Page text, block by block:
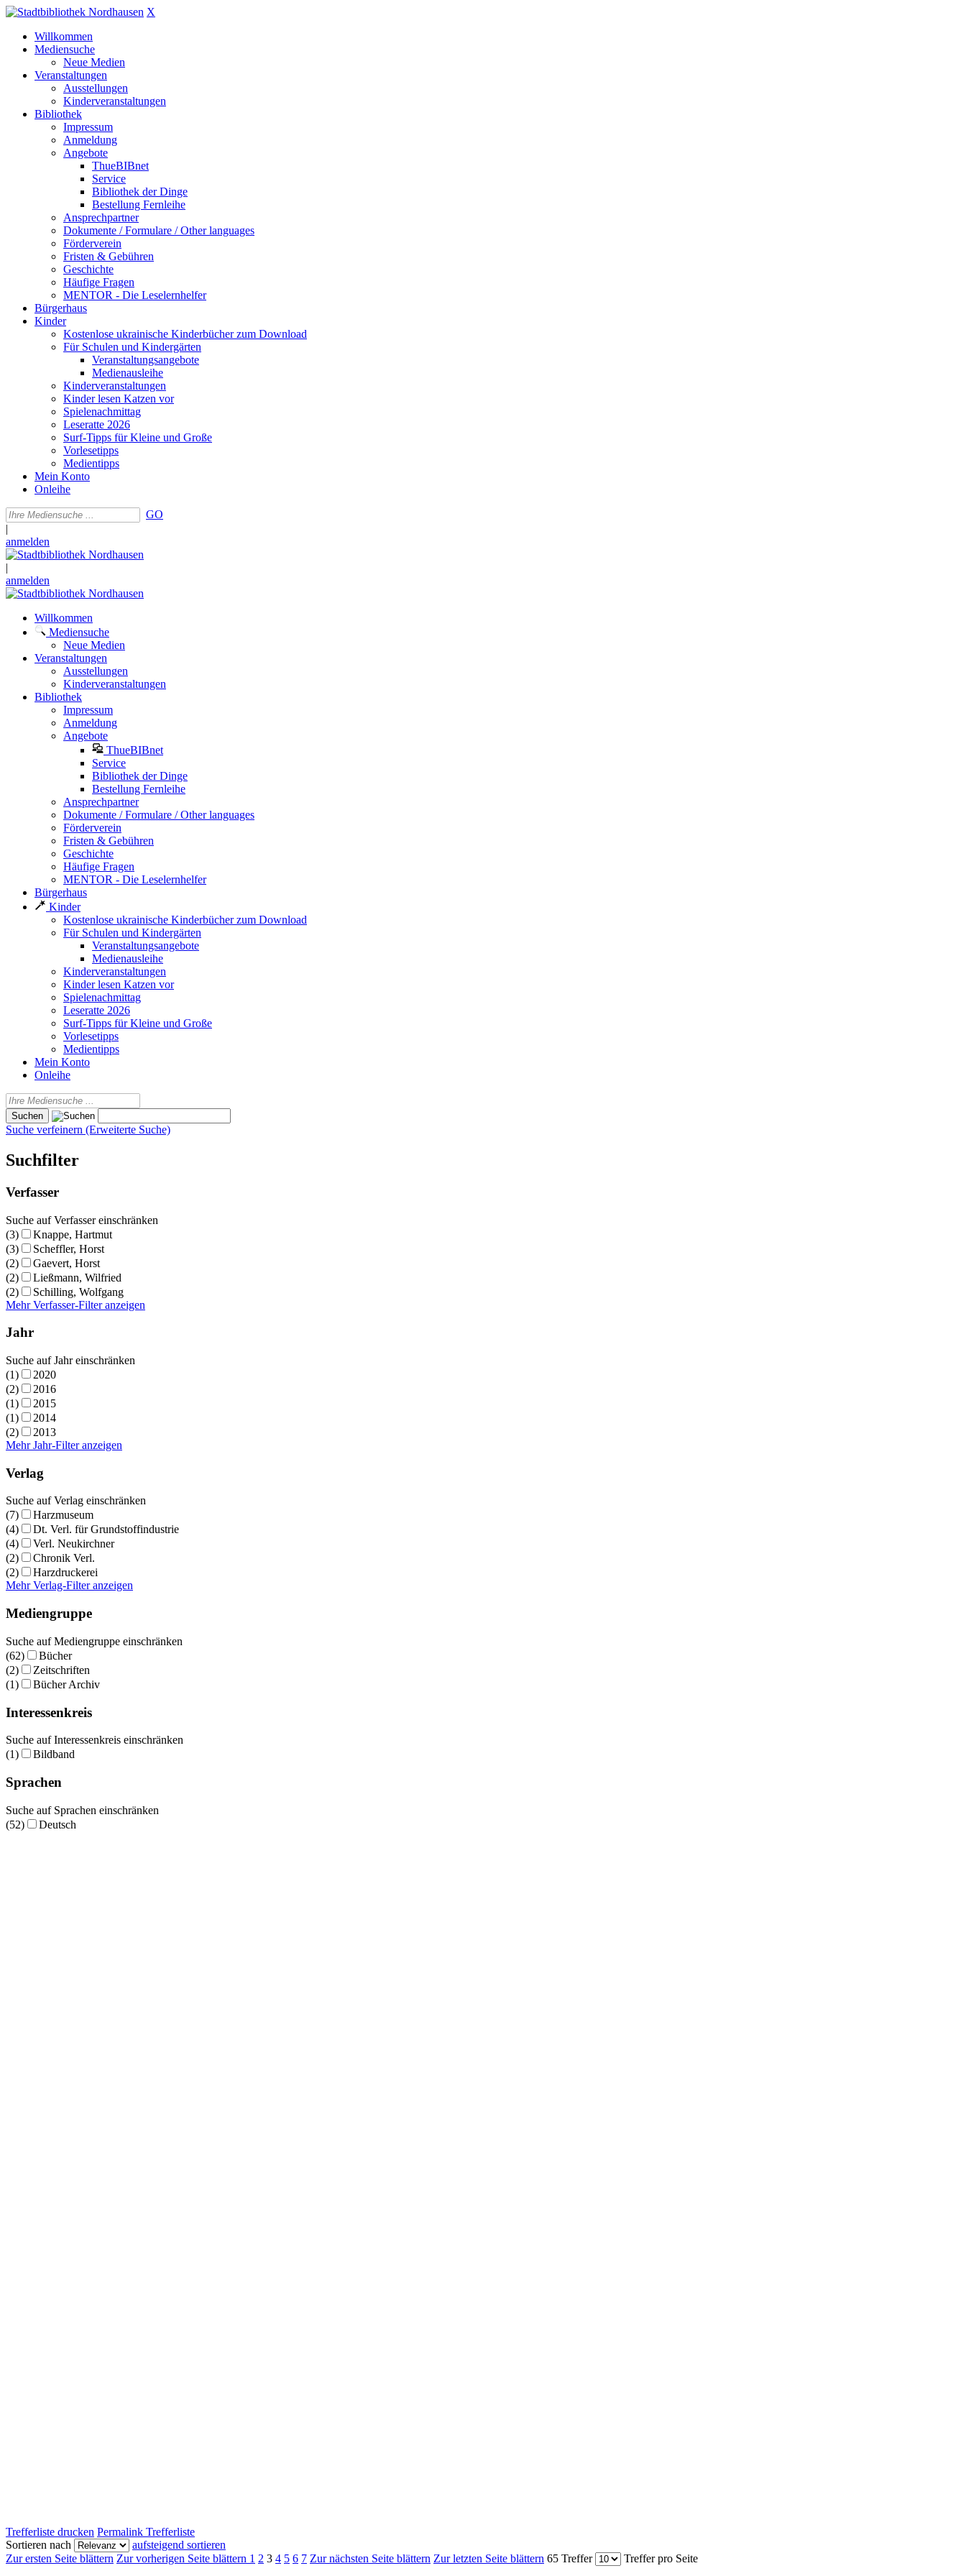
X
Willkommen
Mediensuche
Neue Medien
Veranstaltungen
Ausstellungen
Kinderveranstaltungen
Bibliothek
Impressum
Anmeldung
Angebote
ThueBIBnet
Service
Bibliothek der Dinge
Bestellung Fernleihe
Ansprechpartner
Dokumente / Formulare / Other languages
Förderverein
Fristen & Gebühren
Geschichte
Häufige Fragen
MENTOR - Die Leselernhelfer
Bürgerhaus
Kinder
Kostenlose ukrainische Kinderbücher zum Download
Für Schulen und Kindergärten
Veranstaltungsangebote
Medienausleihe
Kinderveranstaltungen
Kinder lesen Katzen vor
Spielenachmittag
Leseratte 2026
Surf-Tipps für Kleine und Große
Vorlesetipps
Medientipps
Mein Konto
Onleihe
GO
|
anmelden
|
anmelden
Willkommen
Mediensuche
Neue Medien
Veranstaltungen
Ausstellungen
Kinderveranstaltungen
Bibliothek
Impressum
Anmeldung
Angebote
ThueBIBnet
Service
Bibliothek der Dinge
Bestellung Fernleihe
Ansprechpartner
Dokumente / Formulare / Other languages
Förderverein
Fristen & Gebühren
Geschichte
Häufige Fragen
MENTOR - Die Leselernhelfer
Bürgerhaus
Kinder
Kostenlose ukrainische Kinderbücher zum Download
Für Schulen und Kindergärten
Veranstaltungsangebote
Medienausleihe
Kinderveranstaltungen
Kinder lesen Katzen vor
Spielenachmittag
Leseratte 2026
Surf-Tipps für Kleine und Große
Vorlesetipps
Medientipps
Mein Konto
Onleihe
Suche verfeinern (Erweiterte Suche)
Suchfilter
Verfasser
Suche auf Verfasser einschränken
(3)
Knappe, Hartmut
(3)
Scheffler, Horst
(2)
Gaevert, Horst
(2)
Ließmann, Wilfried
(2)
Schilling, Wolfgang
Mehr Verfasser-Filter anzeigen
Jahr
Suche auf Jahr einschränken
(1)
2020
(2)
2016
(1)
2015
(1)
2014
(2)
2013
Mehr Jahr-Filter anzeigen
Verlag
Suche auf Verlag einschränken
(7)
Harzmuseum
(4)
Dt. Verl. für Grundstoffindustrie
(4)
Verl. Neukirchner
(2)
Chronik Verl.
(2)
Harzdruckerei
Mehr Verlag-Filter anzeigen
Mediengruppe
Suche auf Mediengruppe einschränken
(62)
Bücher
(2)
Zeitschriften
(1)
Bücher Archiv
Interessenkreis
Suche auf Interessenkreis einschränken
(1)
Bildband
Sprachen
Suche auf Sprachen einschränken
(52)
Deutsch
Trefferliste drucken Permalink Trefferliste
Sortieren nach
aufsteigend sortieren
Zur ersten Seite blättern Zur vorherigen Seite blättern 1 2 3 4 5 6 7 Zur nächsten Seite blättern Zur letzten Seite blättern 65 Treffer Treffer pro Seite